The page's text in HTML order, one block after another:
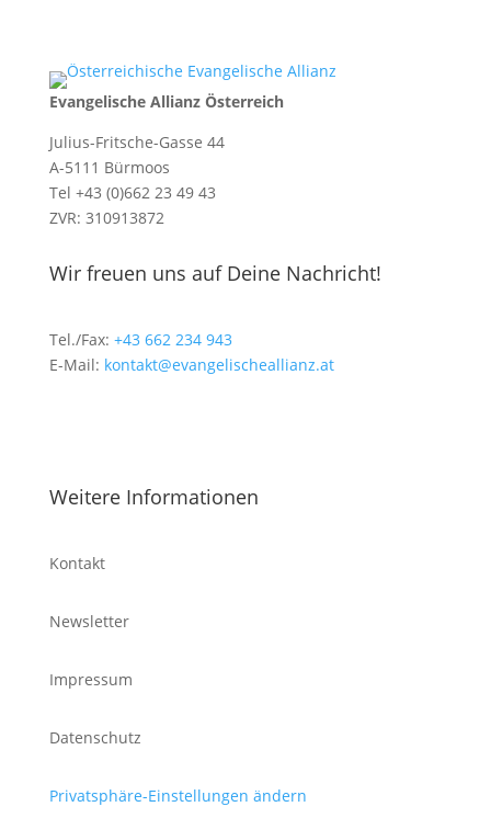
Evangelische Allianz Österreich
Julius-Fritsche-Gasse 44
A-5111 Bürmoos
Tel +43 (0)662 23 49 43
ZVR: 310913872
Wir freuen uns auf Deine Nachricht!
Tel./Fax: +43 662 234 943
E-Mail: kontakt@evangelischeallianz.at
Weitere Informationen
Kontakt
Newsletter
Impressum
Datenschutz
Privatsphäre-Einstellungen ändern